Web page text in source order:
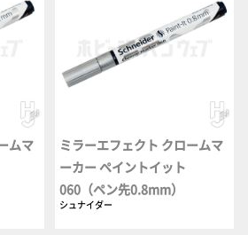
ムマ
ミラーエフェクト クロームマ
ーカー ペイントイット
060（ペン先0.8mm）
シュナイダー